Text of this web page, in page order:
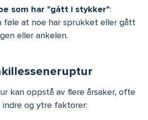
som har "gått i stykker":
føle at noe har sprukket eller gått
eller ankelen.
kan oppstå av flere årsaker, ofte
og ytre faktorer: